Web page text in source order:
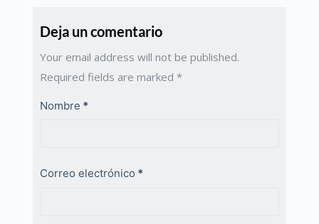
Deja un comentario
Your email address will not be published.
Required fields are marked*
Nombre *
Correo electrónico *